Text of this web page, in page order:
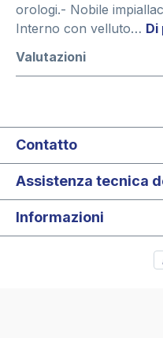
orologi.- Nobile
Interno con velluto… Di
Valutazioni
Contatto
Assistenza tecnica
Informazioni